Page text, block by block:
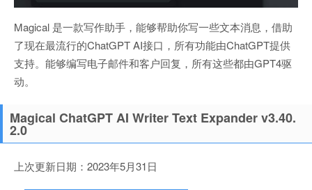
Magical 是一款写作助手，能够帮助你写一些文本消息，借助
了现在最流行的ChatGPT AI接口，所有功能由ChatGPT提供
支持。能够编写电子邮件和客户回复，所有这些都由GPT4驱
动。
Magical ChatGPT AI Writer Text Expander v3.40.
2.0
上次更新日期：2023年5月31日